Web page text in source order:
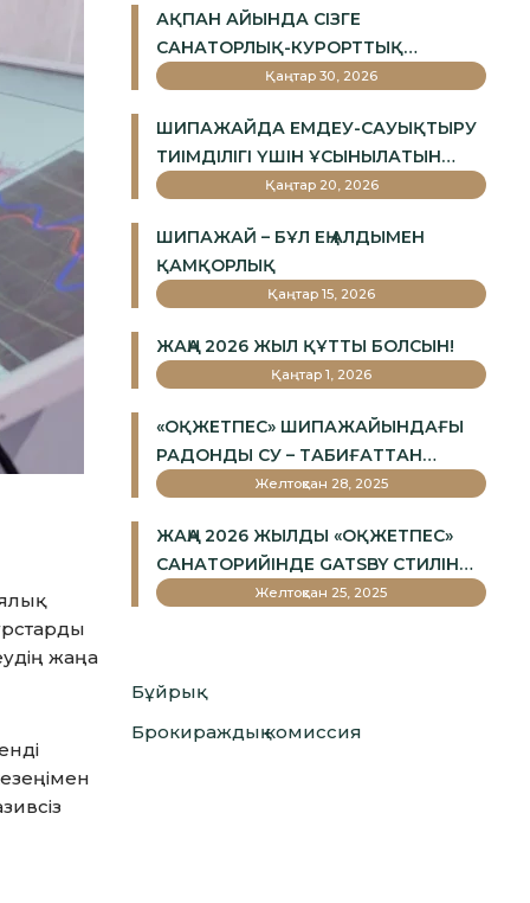
жаңа
АҚПАН АЙЫНДА СІЗГЕ
САНАТОРЛЫҚ-КУРОРТТЫҚ
ЕМДЕУГЕ 20% ЖЕҢІЛДІК ҰСЫНАМЫЗ!
Қаңтар 30, 2026
ШИПАЖАЙДА ЕМДЕУ-САУЫҚТЫРУ
ТИІМДІЛІГІ ҮШІН ҰСЫНЫЛАТЫН
УАҚЫТ
Қаңтар 20, 2026
ШИПАЖАЙ – БҰЛ ЕҢ АЛДЫМЕН
ҚАМҚОРЛЫҚ
Қаңтар 15, 2026
ЖАҢА 2026 ЖЫЛ ҚҰТТЫ БОЛСЫН!
Қаңтар 1, 2026
«ОҚЖЕТПЕС» ШИПАЖАЙЫНДАҒЫ
РАДОНДЫ СУ – ТАБИҒАТТАН
БЕРІЛГЕН ЕМЖелтоқсан 28, 2025
ЖАҢА 2026 ЖЫЛДЫ «ОҚЖЕТПЕС»
САНАТОРИЙІНДЕ GATSBY СТИЛІНДЕ
ҚАРСЫ АЛЫҢЫЗ!Желтоқсан 25, 2025
Бұйрық
Брокираждық комиссия